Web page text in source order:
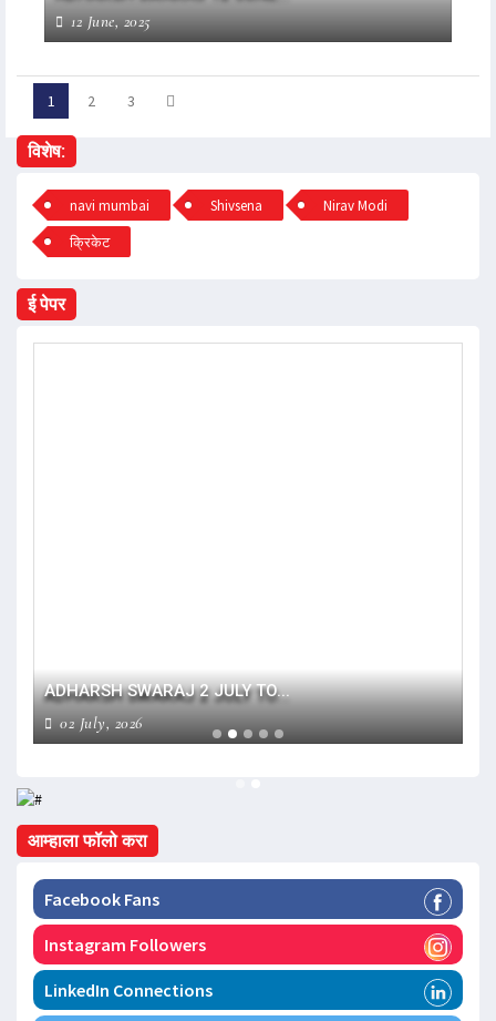
12 June, 2025
1 2 3
विशेष:
navi mumbai Shivsena
Nirav Modi
क्रिकेट
ई पेपर
ADHARSH SWARAJ 2 JULY TO...
02 July, 2026
आम्हाला फॉलो करा
Facebook Fans
Instagram Followers
LinkedIn Connections